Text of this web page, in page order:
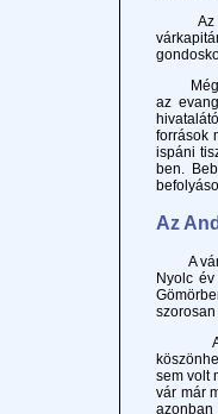
Az ún.
Még
az
források
ispáni
ben.
Az
A vár a
Nyolc
A
sem volt
vár már